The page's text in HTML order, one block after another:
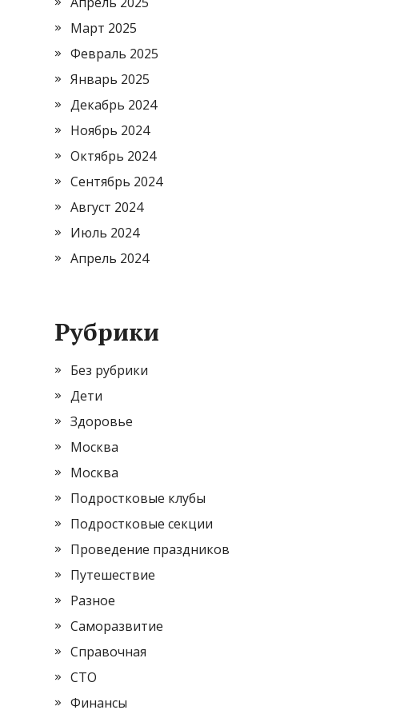
Март 2025
Февраль 2025
Январь 2025
Декабрь 2024
Ноябрь 2024
Октябрь 2024
Сентябрь 2024
Август 2024
Июль 2024
Апрель 2024
Рубрики
Без рубрики
Дети
Здоровье
Москва
Москва
Подростковые клубы
Подростковые секции
Проведение праздников
Путешествие
Разное
Саморазвитие
Справочная
СТО
Финансы